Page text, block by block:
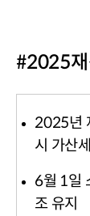
#2025재
2025년
시 가산
6월 1일
조 유지